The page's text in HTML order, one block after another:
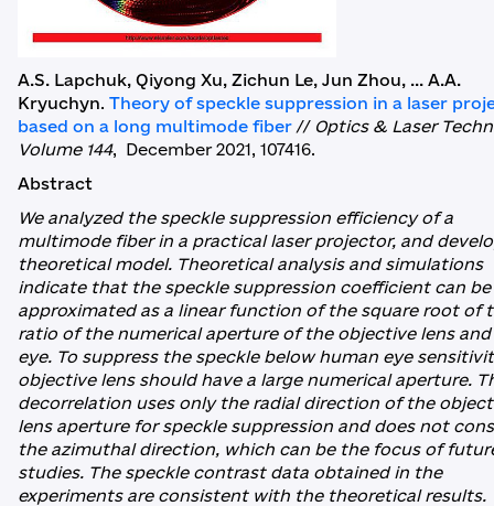
A.S. Lapchuk, Qiyong Xu, Zichun Le, Jun Zhou, ... A.A.
Kryuchyn. Theory of speckle suppression in a laser
based on a long multimode fiber // Optics & Laser
Volume 144, December 2021, 107416.
Abstract
We analyzed the speckle suppression efficiency of a
multimode fiber in a practical laser projector, and
theoretical model. Theoretical analysis and simulations
indicate that the speckle suppression coefficient can be
approximated as a linear function of the square root of
ratio of the numerical aperture of the objective lens
eye. To suppress the speckle below human eye
objective lens should have a large numerical aperture.
decorrelation uses only the radial direction of the
lens aperture for speckle suppression and does not
the azimuthal direction, which can be the focus of
studies. The speckle contrast data obtained in the
experiments are consistent with the theoretical results.